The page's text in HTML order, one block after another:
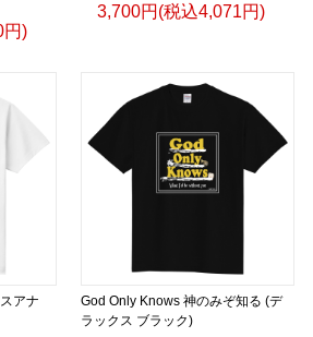
円)
3,700円(税込4,071円)
アナ
God Only Knows 神のみぞ知る (デ
ラックス ブラック)